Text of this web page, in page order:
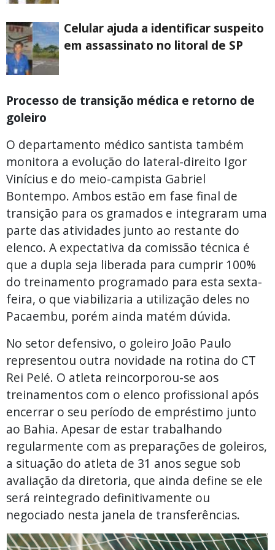
Celular ajuda a identificar suspeito
em assassinato no litoral de SP
Processo de transição médica e retorno de
goleiro
O departamento médico santista também
monitora a evolução do lateral-direito Igor
Vinícius e do meio-campista Gabriel
Bontempo. Ambos estão em fase final de
transição para os gramados e integraram uma
parte das atividades junto ao restante do
elenco. A expectativa da comissão técnica é
que a dupla seja liberada para cumprir 100%
do treinamento programado para esta sexta-
feira, o que viabilizaria a utilização deles no
Pacaembu, porém ainda matém dúvida.
No setor defensivo, o goleiro João Paulo
representou outra novidade na rotina do CT
Rei Pelé. O atleta reincorporou-se aos
treinamentos com o elenco profissional após
encerrar o seu período de empréstimo junto
ao Bahia. Apesar de estar trabalhando
regularmente com as preparações de goleiros,
a situação do atleta de 31 anos segue sob
avaliação da diretoria, que ainda define se ele
será reintegrado definitivamente ou
negociado nesta janela de transferências.